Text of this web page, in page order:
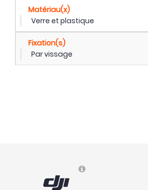
Matériau(x)
Verre et plastique
Fixation(s)
Par vissage